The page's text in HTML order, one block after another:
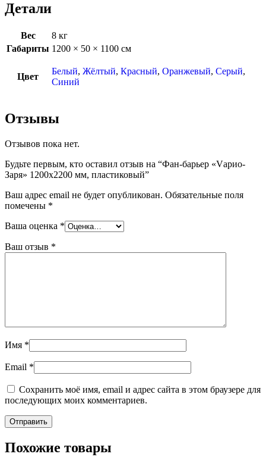
Детали
Вес
8 кг
Габариты 1200 × 50 × 1100 см
Цвет
Белый, Жёлтый, Красный, Оранжевый, Серый,
Синий
Отзывы
Отзывов пока нет.
Будьте первым, кто оставил отзыв на “Фан-барьер «Vарио-
Заря» 1200х2200 мм, пластиковый”
Ваш адрес email не будет опубликован. Обязательные поля
помечены *
Ваша оценка *
Ваш отзыв *
Имя *
Email *
Сохранить моё имя, email и адрес сайта в этом браузере для
последующих моих комментариев.
Похожие товары